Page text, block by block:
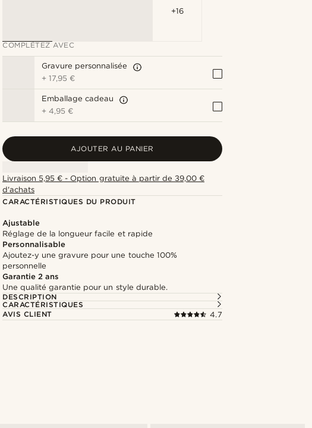
+16
COMPLÉTEZ AVEC
Gravure personnalisée
+17,95 €
Emballage cadeau
+4,95 €
AJOUTER AU PANIER
Livraison 5,95 € - Option gratuite à partir de 39,00 €
d'achats
CARACTÉRISTIQUES DU PRODUIT
Ajustable
Réglage de la longueur facile et rapide
Personnalisable
Ajoutez-y une gravure pour une touche 100%
personnelle
Garantie 2 ans
Une qualité garantie pour un style durable.
DESCRIPTION
CARACTÉRISTIQUES
AVIS CLIENT
4.7